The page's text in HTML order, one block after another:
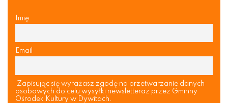
Imię
Email
Zapisując się wyrażasz zgodę na przetwarzanie danych
osobowych do celu wysyłki newsletteraz przez Gminny
Ośrodek Kultury w Dywitach.